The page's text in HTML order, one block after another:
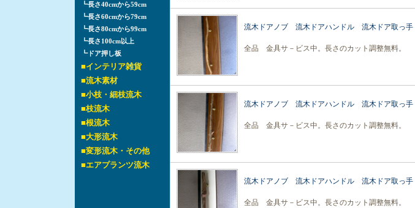
┗長さ40cmから59cm
┗長さ60cmから79cm
┗長さ80cmから99cm
┗長さ100cm以上
┗ドア押し板
■インテリア雑貨
■流木素材
■小枝・細枝流木
■枝流木
■根流木
■大形流木
■変形流木・その他
■エアプランツ流木
流木ドアノブ 流木ドアハンドル 流木ドア取っ
全品 金具サ－ビス中。長さのカット調整無料。
流木ドアノブ 流木ドアハンドル 流木ドア取っ
全品 金具サ－ビス中。長さのカット調整無料。
流木ドアノブ 流木ドアハンドル 流木ドア取っ
全品 金具サ－ビス中。長さのカット調整無料。